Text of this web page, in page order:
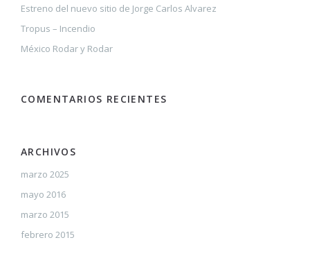
Estreno del nuevo sitio de Jorge Carlos Alvarez
Tropus – Incendio
México Rodar y Rodar
COMENTARIOS RECIENTES
ARCHIVOS
marzo 2025
mayo 2016
marzo 2015
febrero 2015